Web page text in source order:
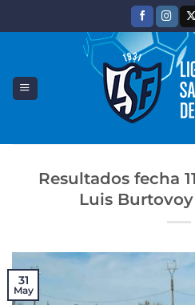
Resultados fecha
Luis
31
May